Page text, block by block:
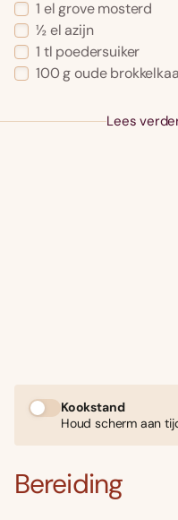
1 el grove mosterd
½ el azijn
1 tl poedersuiker
100 g oude
Lees
Kookstand
Houd scherm aan
Bereiding